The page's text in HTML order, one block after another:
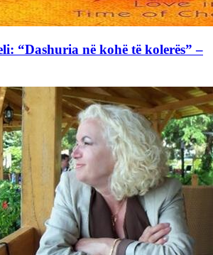
“Dashuria në kohë të kolerës” –